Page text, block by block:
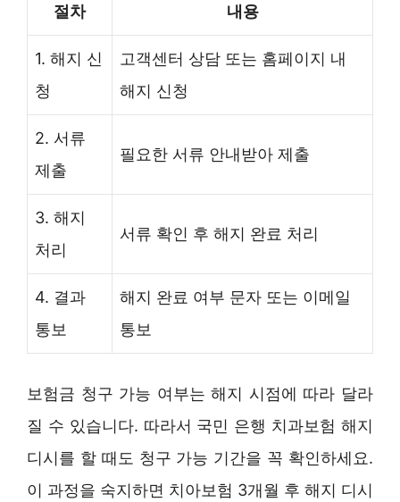
절차 내용
1. 해지 신
청
고객센터 상담 또는 홈페이지 내
해지 신청
2. 서류
제출
필요한 서류 안내받아 제출
3. 해지
처리
서류 확인 후 해지 완료 처리
4. 결과
통보
해지 완료 여부 문자 또는 이메일
통보
보험금 청구 가능 여부는 해지 시점에 따라 달라
질 수 있습니다. 따라서 국민 은행 치과보험 해지
디시를 할 때도 청구 가능 기간을 꼭 확인하세요.
이 과정을 숙지하면 치아보험 3개월 후 해지 디시